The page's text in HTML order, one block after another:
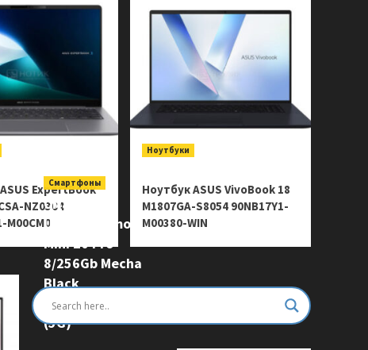
ExpertBook
NZ0304
M00CM0
Ноутбуки
Ноутбук ASUS VivoBook 18
M1807GA-S8054 90NB17Y1-
M00380-WIN
Смартфоны
Смартфон
Ulefone Armor
Mini 20 Pro
8/256Gb Mecha
Black
6975326663243
(5G)